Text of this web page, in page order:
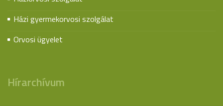
Házi gyermekorvosi szolgálat
Orvosi ügyelet
Hírarchívum